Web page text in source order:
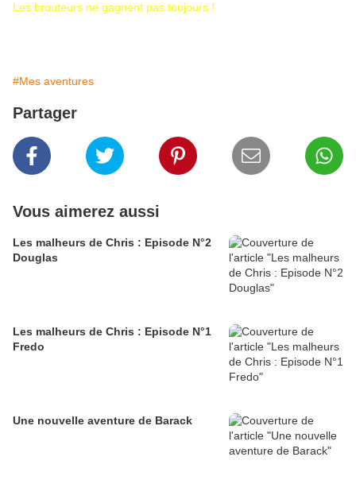
Les brouteurs ne gagnent pas toujours !
#Mes aventures
Partager
Vous aimerez aussi
Les malheurs de Chris : Episode N°2
Douglas
Les malheurs de Chris : Episode N°1
Fredo
Une nouvelle aventure de Barack